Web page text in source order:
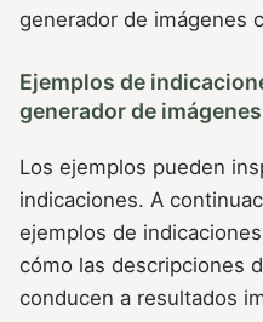
generador de imágenes
Ejemplos de
generador de
Los ejemplos pueden
indicaciones. A
ejemplos de
cómo las descripciones
conducen a resultados